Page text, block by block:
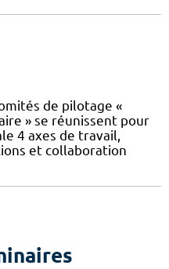
de pilotage «
» se réunissent pour
4 axes de travail,
et collaboration